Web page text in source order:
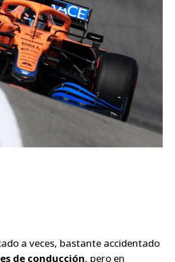
a veces, bastante accidentado
de conducción, pero en